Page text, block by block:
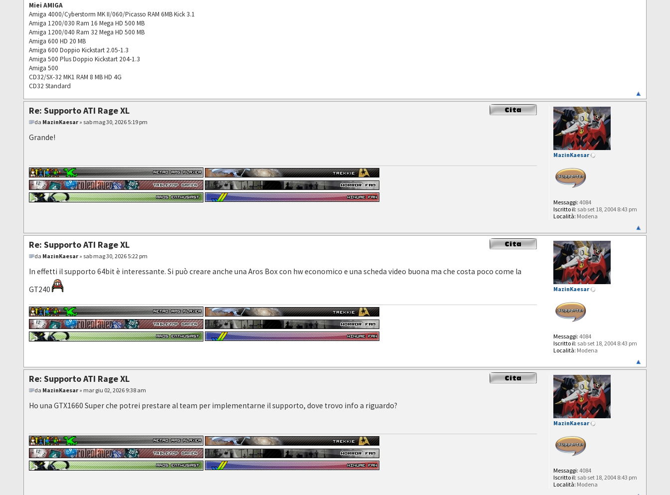
Miei AMIGA
Amiga 4000/Cyberstorm MK II/060/Picasso RAM 6MB Kick 3.1
Amiga 1200/030 Ram 16 Mega HD 500 MB
Amiga 1200/040 Ram 32 Mega HD 500 MB
Amiga 600 HD 20 MB
Amiga 600 Doppio Kickstart 2.05-1.3
Amiga 500 Plus Doppio Kickstart 204-1.3
Amiga 500
CD32/SX-32 MK1 RAM 8 MB HD 4G
CD32 Standard
Re: Supporto ATI Rage XL
da MazinKaesar » sab mag 30, 2026 5:19 pm
Grande!
MazinKaesar
Messaggi: 4084
Iscritto il: sab set 18, 2004 8:43 pm
Località: Modena
Re: Supporto ATI Rage XL
da MazinKaesar » sab mag 30, 2026 5:22 pm
In effetti il supporto 64bit è interessante. Si può creare anche una Aros Box con hw economico e una scheda video buona ma che costa poco come la
GT240
MazinKaesar
Messaggi: 4084
Iscritto il: sab set 18, 2004 8:43 pm
Località: Modena
Re: Supporto ATI Rage XL
da MazinKaesar » mar giu 02, 2026 9:38 am
Ho una GTX1660 Super che potrei prestare al team per implementarne il supporto, dove trovo info a riguardo?
MazinKaesar
Messaggi: 4084
Iscritto il: sab set 18, 2004 8:43 pm
Località: Modena